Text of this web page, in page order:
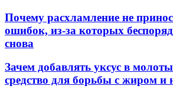
Почему расхламление не
ошибок, из-за которых
снова
Зачем добавлять уксус в
средство для борьбы с жиром и